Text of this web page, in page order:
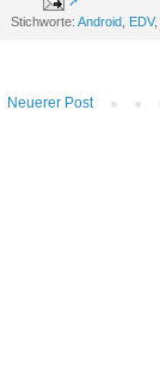
Stichworte: Android EDV,
Neuerer Post